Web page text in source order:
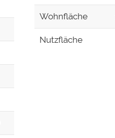
Wohnfläche
Nutzfläche